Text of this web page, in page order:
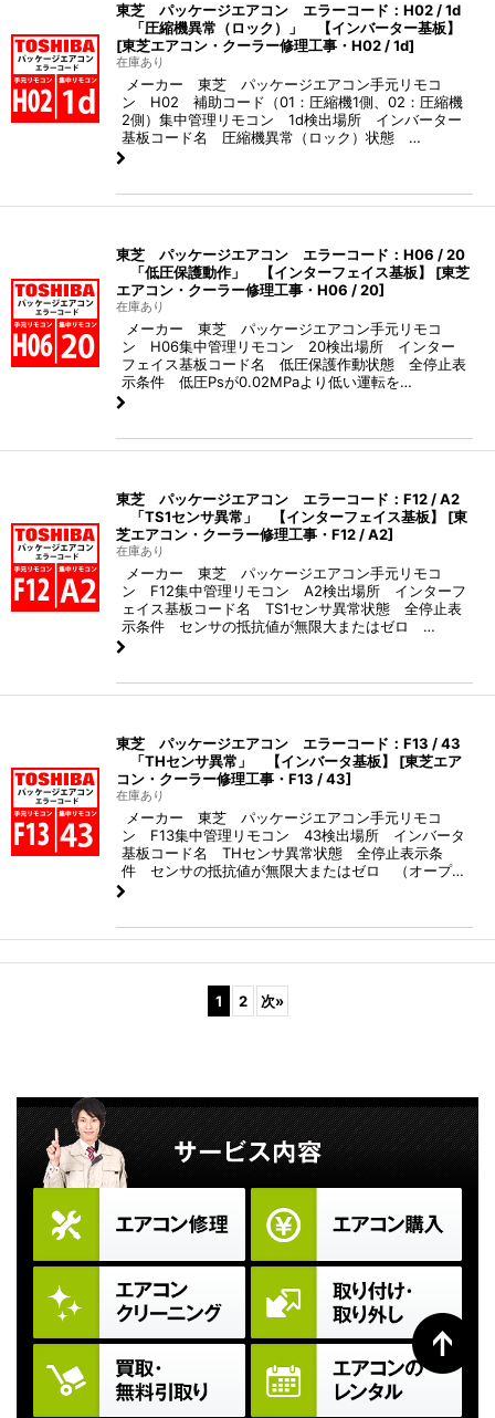
東芝 パッケージエアコン エラーコード：H02 / 1d
「圧縮機異常（ロック）」 【インバーター基板】
[東芝エアコン・クーラー修理工事・H02 / 1d]
在庫あり
メーカー 東芝 パッケージエアコン手元リモコ
ン H02 補助コード（01：圧縮機1側、02：圧縮機
2側）集中管理リモコン 1d検出場所 インバーター
基板コード名 圧縮機異常（ロック）状態 …
東芝 パッケージエアコン エラーコード：H06 / 20
「低圧保護動作」 【インターフェイス基板】
[東芝
エアコン・クーラー修理工事・H06 / 20]
在庫あり
メーカー 東芝 パッケージエアコン手元リモコ
ン H06集中管理リモコン 20検出場所 インター
フェイス基板コード名 低圧保護作動状態 全停止表
示条件 低圧Psが0.02MPaより低い運転を…
東芝 パッケージエアコン エラーコード：F12 / A2
「TS1センサ異常」 【インターフェイス基板】
[東
芝エアコン・クーラー修理工事・F12 / A2]
在庫あり
メーカー 東芝 パッケージエアコン手元リモコ
ン F12集中管理リモコン A2検出場所 インターフ
ェイス基板コード名 TS1センサ異常状態 全停止表
示条件 センサの抵抗値が無限大またはゼロ …
東芝 パッケージエアコン エラーコード：F13 / 43
「THセンサ異常」 【インバータ基板】
[東芝エア
コン・クーラー修理工事・F13 / 43]
在庫あり
メーカー 東芝 パッケージエアコン手元リモコ
ン F13集中管理リモコン 43検出場所 インバータ
基板コード名 THセンサ異常状態 全停止表示条
件 センサの抵抗値が無限大またはゼロ （オープ…
1 2 次»